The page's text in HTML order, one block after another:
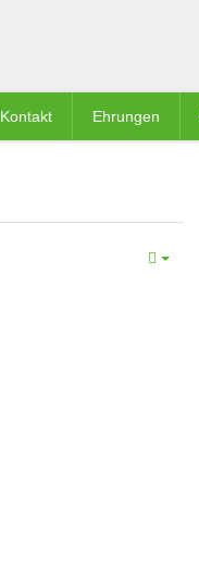
Kontakt Ehrungen